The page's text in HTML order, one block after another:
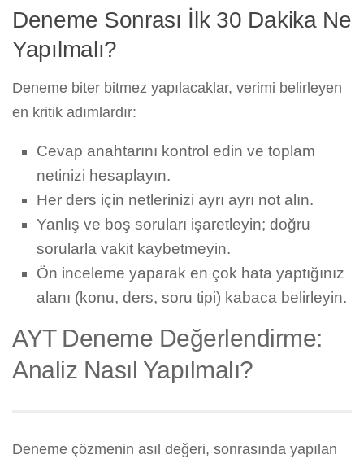
Deneme Sonrası İlk 30 Dakika Ne
Yapılmalı?
Deneme biter bitmez yapılacaklar, verimi belirleyen
en kritik adımlardır:
Cevap anahtarını kontrol edin ve toplam
netinizi hesaplayın.
Her ders için netlerinizi ayrı ayrı not alın.
Yanlış ve boş soruları işaretleyin; doğru
sorularla vakit kaybetmeyin.
Ön inceleme yaparak en çok hata yaptığınız
alanı (konu, ders, soru tipi) kabaca belirleyin.
AYT Deneme Değerlendirme:
Analiz Nasıl Yapılmalı?
Deneme çözmenin asıl değeri, sonrasında yapılan